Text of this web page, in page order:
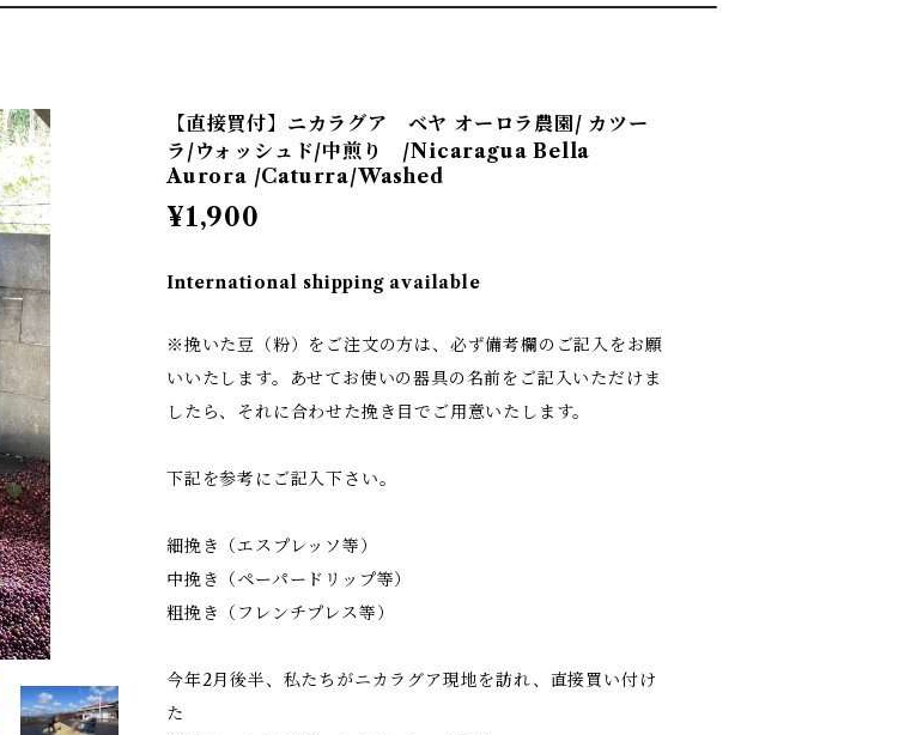
【直接買付】ニカラグア ベヤ オーロラ農園/ カツー
ラ/ウォッシュド/中煎り /Nicaragua Bella
Aurora /Caturra/Washed
¥1,900
International shipping available
※挽いた豆（粉）をご注文の方は、必ず備考欄のご記入をお願
いいたします。あせてお使いの器具の名前をご記入いただけま
したら、それに合わせた挽き目でご用意いたします。
下記を参考にご記入下さい。
細挽き（エスプレッソ等）
中挽き（ペーパードリップ等）
粗挽き（フレンチプレス等）
今年2月後半、私たちがニカラグア現地を訪れ、直接買い付け
た